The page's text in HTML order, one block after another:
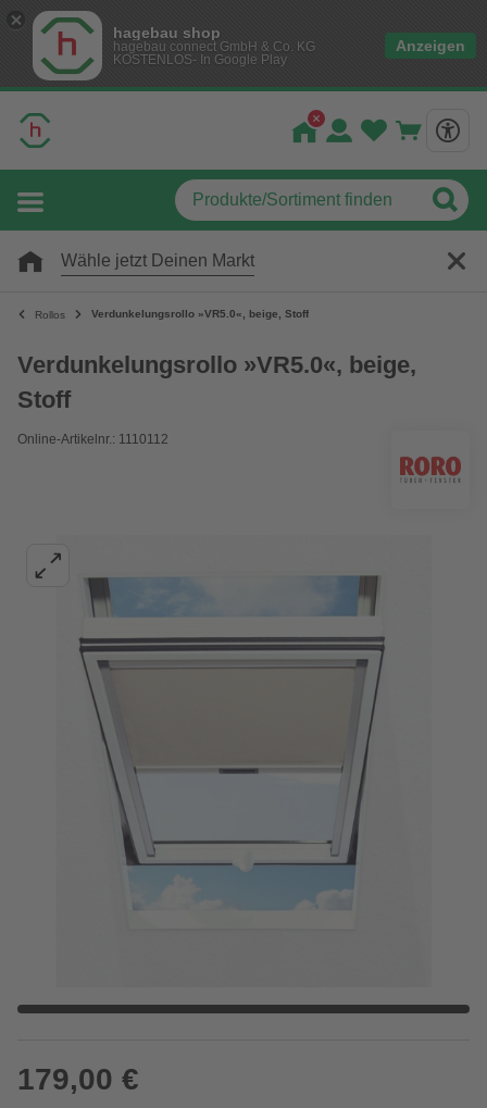
hagebau shop
hagebau connect GmbH & Co. KG
KOSTENLOS- In Google Play
Anzeigen
Wähle jetzt Deinen Markt
Rollos Verdunkelungsrollo »VR5.0«, beige, Stoff
Verdunkelungsrollo »VR5.0«, beige,
Stoff
Online-Artikelnr.: 1110112
179,00 €